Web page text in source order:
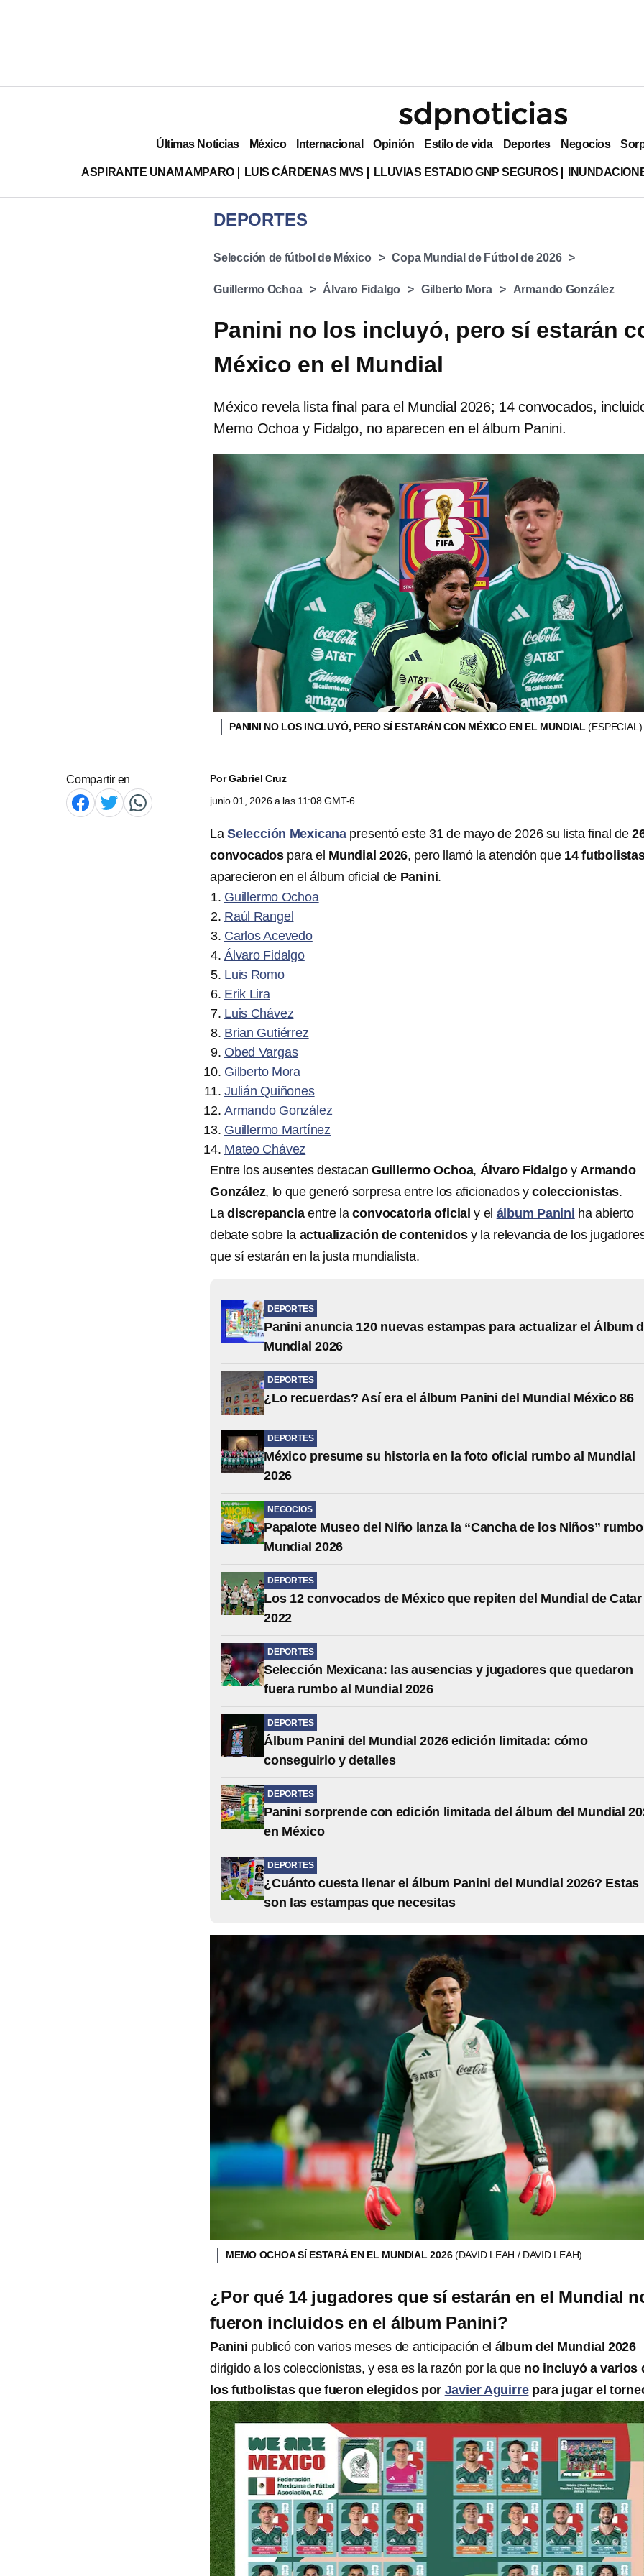
Últimas Noticias México Internacional Opinión Estilo de vida Deportes Negocios
ASPIRANTE UNAM AMPARO LUIS CÁRDENAS MVS LLUVIAS ESTADIO GNP SEGUROS
DEPORTES
Selección de fútbol de México Copa Mundial de Fútbol de 2026
Guillermo Ochoa Álvaro Fidalgo ⁠Gilberto Mora Armando González
Panini no los incluyó, pero sí estarán
México en el Mundial
México revela lista final para el Mundial 2026; 14 convocados,
Memo Ochoa y Fidalgo, no aparecen en el álbum Panini.
PANINI NO LOS INCLUYÓ, PERO SÍ ESTARÁN CON MÉXICO EN EL MUNDIAL(ESPECIAL)
Compartir en PorGabriel Cruz
junio 01, 2026 a las 11:08 GMT-6
La Selección Mexicana presentó este 31 de mayo de 2026 su lista final de
convocados para el Mundial 2026, pero llamó la atención que 14
aparecieron en el álbum oficial de Panini.
Guillermo Ochoa
Raúl Rangel
Carlos Acevedo
Álvaro Fidalgo
Luis Romo
Erik Lira
Luis Chávez
Brian Gutiérrez
Obed Vargas
Gilberto Mora
Julián Quiñones
Armando González
Guillermo Martínez
Mateo Chávez
Entre los ausentes destacan Guillermo Ochoa, Álvaro Fidalgo yArmando
González, lo que generó sorpresa entre los aficionados ycoleccionistas.
La discrepanciaentre laconvocatoria oficial y el álbum Panini ha abierto
debate sobre la actualización de contenidosy la relevancia de los
que sí estarán en la justa mundialista.
DEPORTES
Panini anuncia 120 nuevas estampas para actualizar el Álbum
Mundial 2026
DEPORTES
¿Lo recuerdas? Así era el álbum Panini del Mundial México 86
DEPORTES
México presume su historia en la foto oficial rumbo al Mundial
2026
NEGOCIOS
Papalote Museo del Niño lanza la “Cancha de los Niños”
Mundial 2026
DEPORTES
Los 12 convocados de México que repiten del Mundial de Catar
2022
DEPORTES
Selección Mexicana: las ausencias y jugadores que quedaron
fuera rumbo al Mundial 2026
DEPORTES
Álbum Panini del Mundial 2026 edición limitada: cómo
conseguirlo y detalles
DEPORTES
Panini sorprende con edición limitada del álbum del Mundial
en México
DEPORTES
¿Cuánto cuesta llenar el álbum Panini del Mundial 2026? Estas
son las estampas que necesitas
MEMO OCHOA SÍ ESTARÁ EN EL MUNDIAL 2026(DAVID LEAH / DAVID LEAH)
¿Por qué 14 jugadores que sí estarán en el Mundial
fueron incluidos en el álbum Panini?
Panini publicó con varios meses de anticipación el álbum del Mundial 2026
dirigido a los coleccionistas, y esa es la razón por la queno incluyó a varios
los futbolistas que fueron elegidos por Javier Aguirrepara jugar el